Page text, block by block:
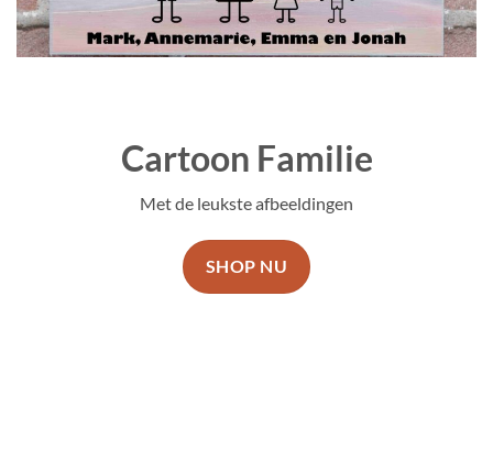
Cartoon Familie
Met de leukste afbeeldingen
SHOP NU